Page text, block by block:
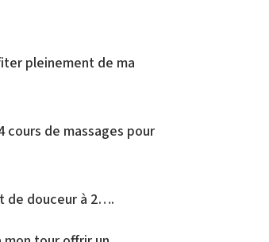
pleinement de ma
cours de massages pour
de douceur à 2….